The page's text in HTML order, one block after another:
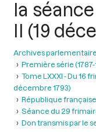
la
II (19
Archives
Première série (1787-
Tome LXXXI - Du 16
décembre 1793)
République
Séance du 29
Don transmis par le